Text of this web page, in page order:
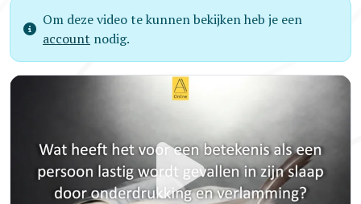
Om deze video te kunnen bekijken heb je een
account nodig.